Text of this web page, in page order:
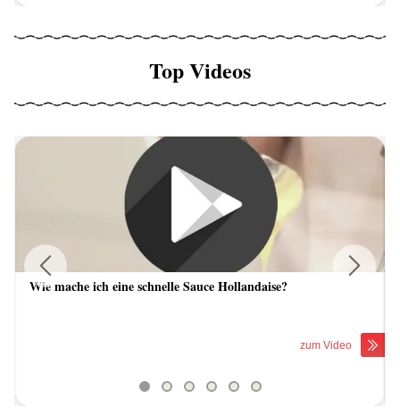
Top Videos
Wie mache ich eine schnelle Sauce Hollandaise?
zum Video
Previous